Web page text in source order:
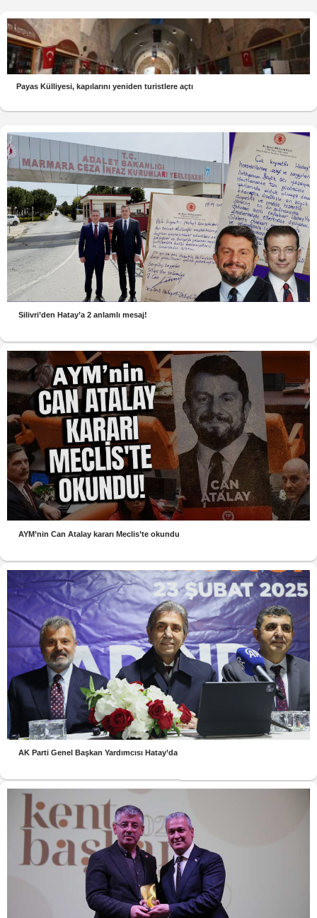
Payas Külliyesi, kapılarını yeniden turistlere açtı
Silivri’den Hatay’a 2 anlamlı mesaj!
AYM’nin Can Atalay kararı Meclis’te okundu
AK Parti Genel Başkan Yardımcısı Hatay’da